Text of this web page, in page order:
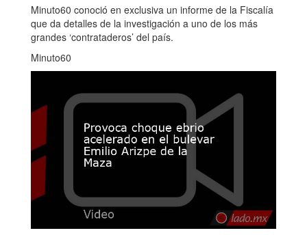
Minuto60 conoció en exclusiva un informe de la Fiscalía
que da detalles de la investigación a uno de los más
grandes ‘contrataderos’ del país.
Minuto60